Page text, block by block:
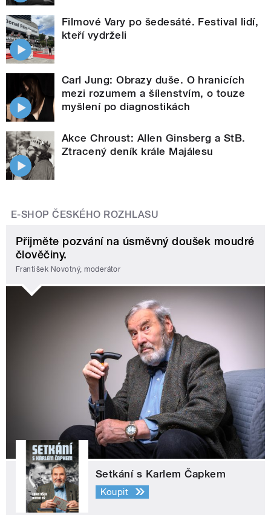
Filmové Vary po šedesáté. Festival lidí,
kteří vydrželi
Carl Jung: Obrazy duše. O hranicích
mezi rozumem a šílenstvím, o touze
myšlení po diagnostikách
Akce Chroust: Allen Ginsberg a StB.
Ztracený deník krále Majálesu
E-SHOP ČESKÉHO ROZHLASU
Přijměte pozvání na úsměvný doušek moudré
člověčiny.
František Novotný, moderátor
Setkání s Karlem Čapkem
Koupit